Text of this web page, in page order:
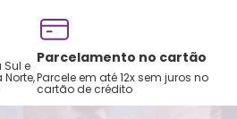
Sul e
Norte,
Parcelamento no cartão
Parcele em até 12x sem juros no
cartão de crédito